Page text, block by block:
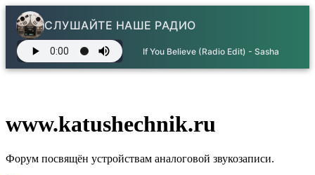
СЛУШАЙТЕ НАШЕ РАДИО
If You Believe (Radio Edit) - Sasha
www.katushechnik.ru
Форум посвящён устройствам аналоговой звукозаписи.